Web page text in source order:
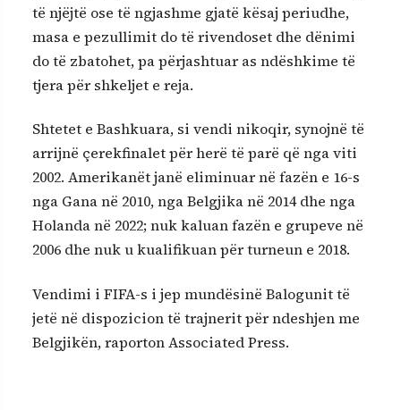
të njëjtë ose të ngjashme gjatë kësaj periudhe,
masa e pezullimit do të rivendoset dhe dënimi
do të zbatohet, pa përjashtuar as ndëshkime të
tjera për shkeljet e reja.
Shtetet e Bashkuara, si vendi nikoqir, synojnë të
arrijnë çerekfinalet për herë të parë që nga viti
2002. Amerikanët janë eliminuar në fazën e 16-s
nga Gana në 2010, nga Belgjika në 2014 dhe nga
Holanda në 2022; nuk kaluan fazën e grupeve në
2006 dhe nuk u kualifikuan për turneun e 2018.
Vendimi i FIFA-s i jep mundësinë Balogunit të
jetë në dispozicion të trajnerit për ndeshjen me
Belgjikën, raporton Associated Press.